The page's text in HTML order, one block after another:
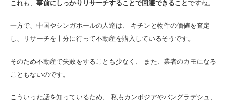
これも、 事前にしっかりリサーチすることで回避できることですね。
一方で、中国やシンガポールの人達は、 キチンと物件の価値を査定
し、リサーチを十分に行って不動産を購入しているそうです。
そのため不動産で失敗をすることも少なく、 また、業者のカモになる
こともないのです。
こういった話を知っているため、 私もカンボジアやバングラデシュ、